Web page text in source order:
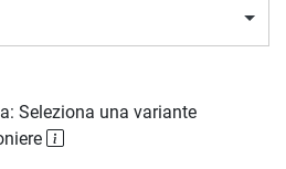
Seleziona una variante